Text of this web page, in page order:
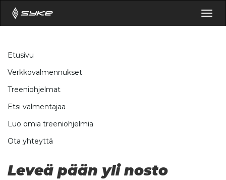
Etusivu
Verkkovalmennukset
Treeniohjelmat
Etsi valmentajaa
Luo omia treeniohjelmia
Ota yhteyttä
Leveä pään yli nosto